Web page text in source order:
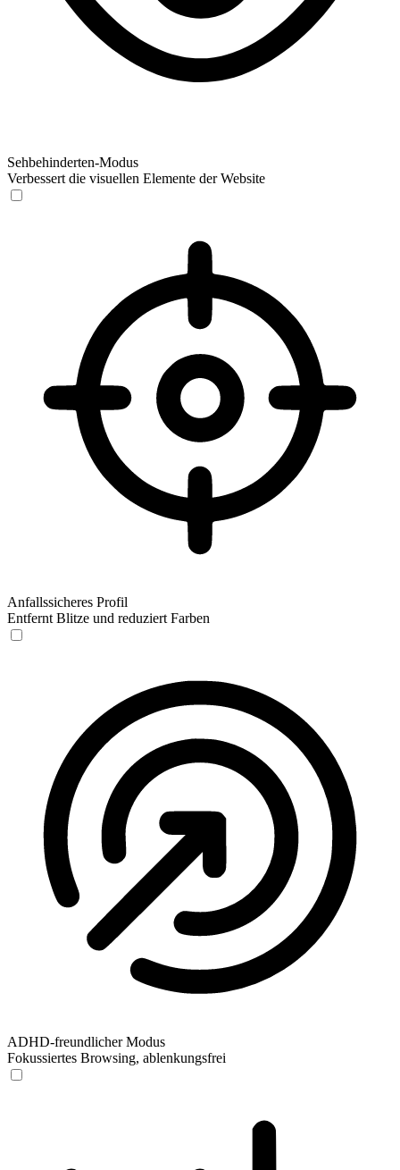
Sehbehinderten-Modus
Verbessert die visuellen Elemente der Website
Anfallssicheres Profil
Entfernt Blitze und reduziert Farben
ADHD-freundlicher Modus
Fokussiertes Browsing, ablenkungsfrei